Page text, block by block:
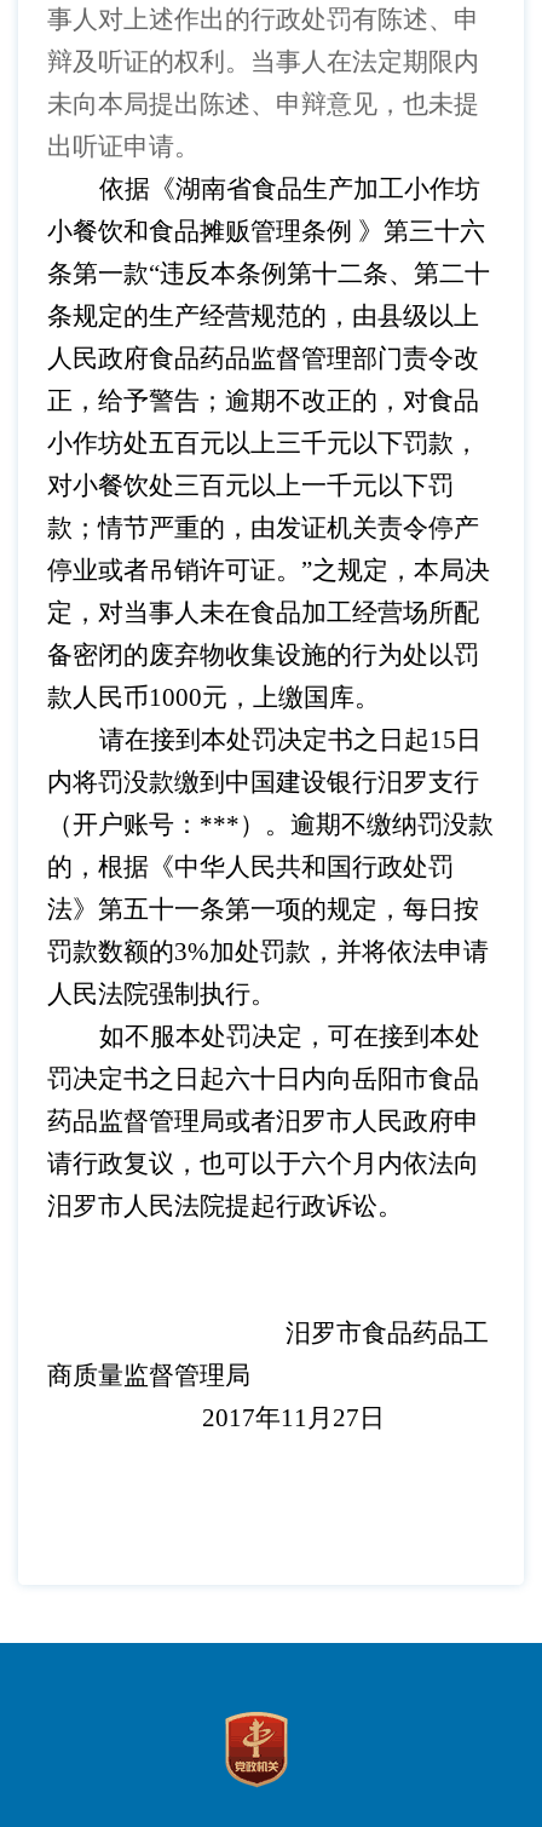
事人对上述作出的行政处罚有陈述、申
辩及听证的权利。当事人在法定期限内
未向本局提出陈述、申辩意见，也未提
出听证申请。
依据《湖南省食品生产加工小作坊
小餐饮和食品摊贩管理条例 》第三十六
条第一款“违反本条例第十二条、第二十
条规定的生产经营规范的，由县级以上
人民政府食品药品监督管理部门责令改
正，给予警告；逾期不改正的，对食品
小作坊处五百元以上三千元以下罚款，
对小餐饮处三百元以上一千元以下罚
款；情节严重的，由发证机关责令停产
停业或者吊销许可证。”之规定，本局决
定，对当事人未在食品加工经营场所配
备密闭的废弃物收集设施的行为处以罚
款人民币1000元，上缴国库。
请在接到本处罚决定书之日起15 日
内将罚没款缴到中国建设银行汨罗支行
（开户账号： ***）。逾期不缴纳罚没款
的，根据《中华人民共和国行政处罚
法》第五十一条第一项的规定，每日按
罚款数额的3%加处罚款，并将依法申请
人民法院强制执行。
如不服本处罚决定，可在接到本处
罚决定书之日起六十日内向岳阳市食品
药品监督管理局或者汨罗市人民政府申
请行政复议，也可以于六个月内依法向
汨罗市人民法院提起行政诉讼。
汨罗市食品药品工
商质量监督管理局
2017年11月 27 日